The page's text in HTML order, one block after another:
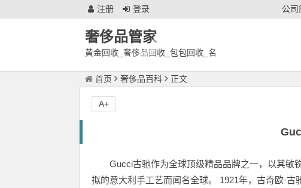
注册 登录 公司
奢侈品管家
黄金回收_奢侈品回收_包包回收_名
首页 奢侈品百科 正文
A+
Gucci古驰作为全球顶级精品品牌之一，以其敏
拟的意大利手工艺而闻名全球。 1921年，古奇欧·古